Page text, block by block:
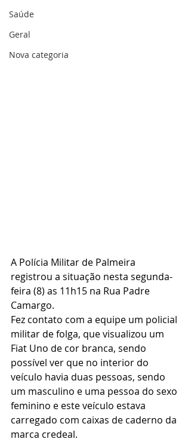
Saúde
Geral
Nova categoria
A Polícia Militar de Palmeira
registrou a situação nesta segunda-
feira (8) as 11h15 na Rua Padre
Camargo.
Fez contato com a equipe um policial
militar de folga, que visualizou um
Fiat Uno de cor branca, sendo
possível ver que no interior do
veículo havia duas pessoas, sendo
um masculino e uma pessoa do sexo
feminino e este veículo estava
carregado com caixas de caderno da
marca credeal.